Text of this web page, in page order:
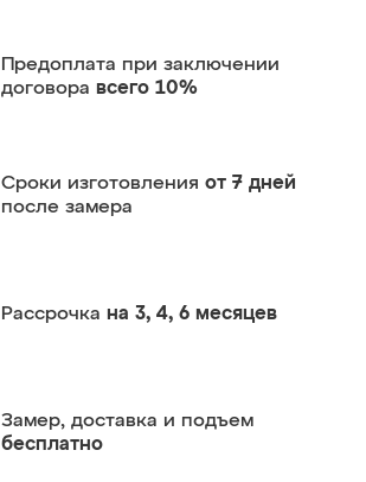
Предоплата при заключении
договора всего 10%
Сроки изготовления от 7 дней
после замера
Рассрочка на 3, 4, 6 месяцев
Замер, доставка и подъем
бесплатно